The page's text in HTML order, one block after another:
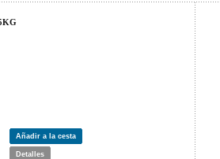
Añadir a la cesta
Detalles